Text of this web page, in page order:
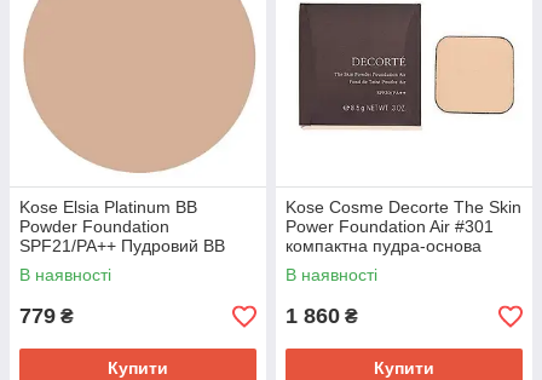
Kose Elsia Platinum BB
Powder Foundation
SPF21/PA++ Пудровий ВВ
крем у футлярі зі спонжем,
205 Pink Ocher, 10 г
В наявності
779 ₴
Купити
Kose Cosme Decorte The Skin
Power Foundation Air #301
компактна пудра-основа
SPF20/PA++ без кейса 8,5 г
В наявності
1 860 ₴
Купити